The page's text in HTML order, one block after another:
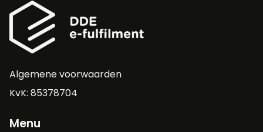
Algemene voorwaarden
KvK: 85378704
Menu